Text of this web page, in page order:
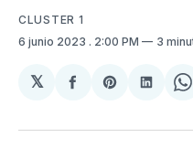
CLUSTER 1
6 junio 2023 . 2:00 PM 3
𝕏
Compartir
Facebook
Share
Pinterest